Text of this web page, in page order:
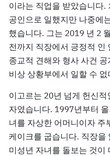
이라는 직업을 받았습니다.
공인으로 일했지만 나중에
했습니다. 그는 2019 년 2
전까지 직장에서 긍정적 인
종교적 견해와 형사 사건
비상 상황부에서 일할 수
이고르는 20년 넘게 헌신
자였습니다. 1997년부터
녀를 자상한 어머니이자 주
케이크를 굽습니다. 직장을
미성년 자녀를 돌보는 것이